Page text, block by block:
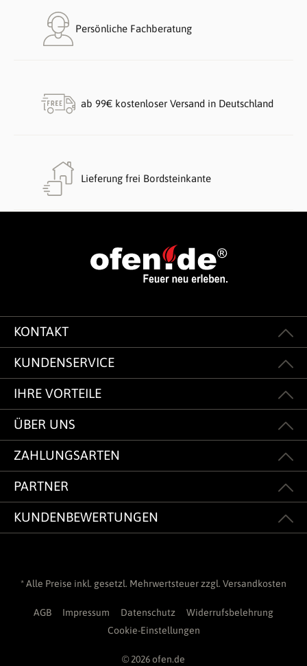
Persönliche Fachberatung
ab 99€ kostenloser Versand in Deutschland
Lieferung frei Bordsteinkante
KONTAKT
KUNDENSERVICE
IHRE VORTEILE
ÜBER UNS
ZAHLUNGSARTEN
PARTNER
KUNDENBEWERTUNGEN
* Alle Preise inkl. gesetzl. Mehrwertsteuer zzgl. Versandkosten
AGB Impressum Datenschutz
Widerrufsbelehrung
Cookie-Einstellungen
© 2026 ofen.de